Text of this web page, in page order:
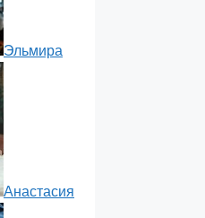
Эльмира
Анастасия